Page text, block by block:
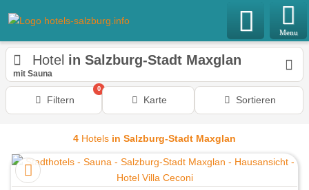
Menu
Hotel in Salzburg-Stadt Maxglan
mit Sauna
Filtern
0
Karte Sortieren
4 Hotels in Salzburg-Stadt Maxglan